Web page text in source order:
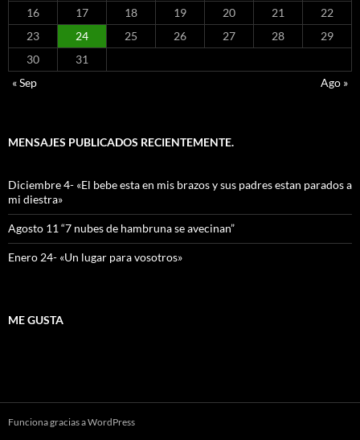
16
17 18 19 20 21
22
23
24 25 26 27 28
29
30
31
« Sep
Ago »
MENSAJES PUBLICADOS RECIENTEMENTE.
Diciembre 4- «El bebe esta en mis brazos y sus padres estan parados a
mi diestra»
Agosto 11 “7 nubes de hambruna se avecinan”
Enero 24- «Un lugar para vosotros»
ME GUSTA
Funciona gracias a WordPress